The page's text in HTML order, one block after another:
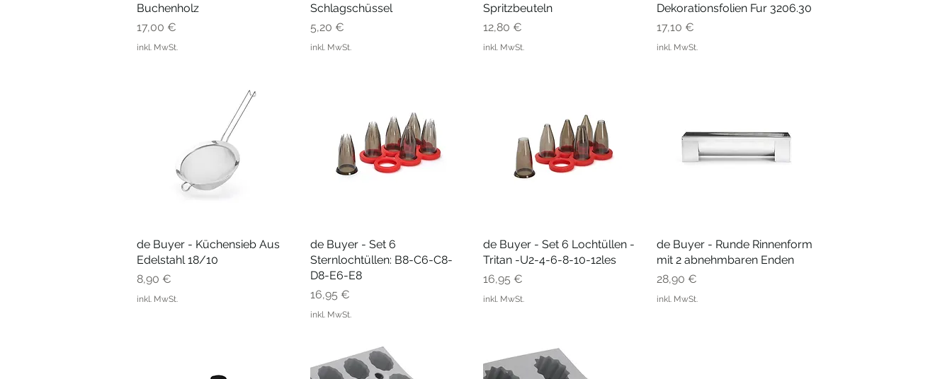
Buchenholz
Preis
17,00 €
inkl. MwSt.
Schlagschüssel
Preis
5,20 €
inkl. MwSt.
Spritzbeuteln
Preis
12,80 €
inkl. MwSt.
Dekorationsfolien Fur 3206.30
Preis
17,10 €
inkl. MwSt.
Schnellansicht
de Buyer - Küchensieb Aus
Edelstahl 18/10
Preis
8,90 €
inkl. MwSt.
Schnellansicht
de Buyer - Set 6
Sternlochtüllen: B8-C6-C8-
D8-E6-E8
Preis
16,95 €
inkl. MwSt.
Schnellansicht
de Buyer - Set 6 Lochtüllen -
Tritan -U2-4-6-8-10-12les
Preis
16,95 €
inkl. MwSt.
Schnellansicht
de Buyer - Runde Rinnenform
mit 2 abnehmbaren Enden
Preis
28,90 €
inkl. MwSt.